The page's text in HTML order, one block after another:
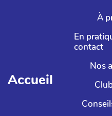
Aller au contenu principal
Accueil
À
En
contact
Nos